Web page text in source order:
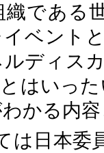
である
ベント
ディス
はいっ
かる内
は日本委